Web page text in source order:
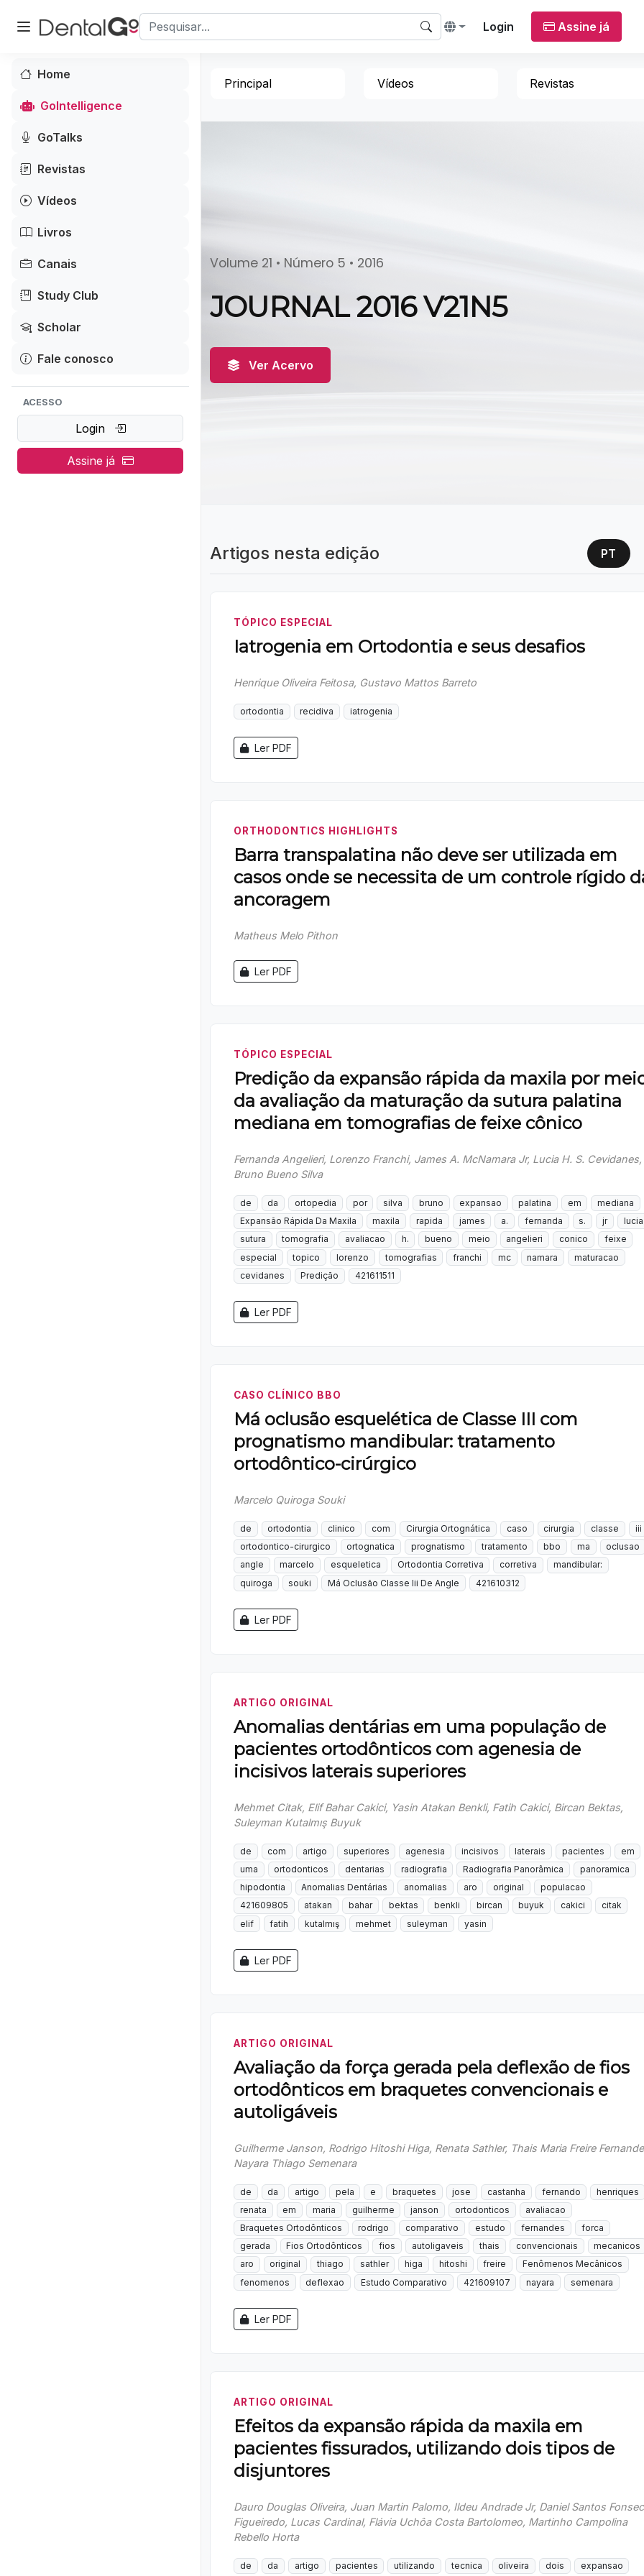
Home
GoIntelligence
GoTalks
Revistas
Vídeos
Livros
Canais
Study Club
Scholar
Fale conosco
ACESSO
Login
Assine já
Login Assine já
Principal Vídeos Revistas
Volume 21 • Número 5 • 2016
JOURNAL 2016 V21N5
Ver Acervo
Artigos nesta edição PT
TÓPICO ESPECIAL
Iatrogenia em Ortodontia e seus desafios
Henrique Oliveira Feitosa, Gustavo Mattos Barreto
ortodontia recidiva iatrogenia
Ler PDF
ORTHODONTICS HIGHLIGHTS
Barra transpalatina não deve ser utilizada em
casos onde se necessita de um controle rígido
ancoragem
Matheus Melo Pithon
Ler PDF
TÓPICO ESPECIAL
Predição da expansão rápida da maxila por
da avaliação da maturação da sutura palatina
mediana em tomografias de feixe cônico
Fernanda Angelieri, Lorenzo Franchi, James A. McNamara Jr, Lucia H. S. Cevidanes,
Bruno Bueno Silva
de da ortopedia por silva bruno expansao palatina em
mediana
Expansão Rápida Da Maxila
maxila rapida james a. fernanda s. jr
lucia
sutura
tomografia avaliacao h. bueno meio angelieri conico
feixe
especial
topico lorenzo tomografias franchi mc namara
maturacao
cevidanes
Predição 421611511
Ler PDF
CASO CLÍNICO BBO
Má oclusão esquelética de Classe III com
prognatismo mandibular: tratamento
ortodôntico-cirúrgico
Marcelo Quiroga Souki
de ortodontia clinico com Cirurgia Ortognática caso cirurgia classe
iii
ortodontico-cirurgico
ortognatica prognatismo tratamento bbo ma
oclusao
angle
marcelo esqueletica Ortodontia Corretiva corretiva
mandibular:
quiroga
souki Má Oclusão Classe Iii De Angle 421610312
Ler PDF
ARTIGO ORIGINAL
Anomalias dentárias em uma população de
pacientes ortodônticos com agenesia de
incisivos laterais superiores
Mehmet Citak, Elif Bahar Cakici, Yasin Atakan Benkli, Fatih Cakici, Bircan Bektas,
Suleyman Kutalmış Buyuk
de com artigo superiores agenesia incisivos laterais pacientes
em
uma
ortodonticos dentarias radiografia Radiografia Panorâmica
panoramica
hipodontia
Anomalias Dentárias anomalias aro original
populacao
421609805
atakan bahar bektas benkli bircan buyuk cakici
citak
elif
fatih kutalmış mehmet suleyman yasin
Ler PDF
ARTIGO ORIGINAL
Avaliação da força gerada pela deflexão de fios
ortodônticos em braquetes convencionais e
autoligáveis
Guilherme Janson, Rodrigo Hitoshi Higa, Renata Sathler, Thais Maria Freire
Nayara Thiago Semenara
de da artigo pela e braquetes jose castanha fernando
henriques
renata
em maria guilherme janson ortodonticos
avaliacao
Braquetes Ortodônticos
rodrigo comparativo estudo fernandes
forca
gerada
Fios Ortodônticos fios autoligaveis thais convencionais
mecanicos
aro
original thiago sathler higa hitoshi freire
Fenômenos Mecânicos
fenomenos
deflexao Estudo Comparativo 421609107 nayara semenara
Ler PDF
ARTIGO ORIGINAL
Efeitos da expansão rápida da maxila em
pacientes fissurados, utilizando dois tipos de
disjuntores
Dauro Douglas Oliveira, Juan Martin Palomo, Ildeu Andrade Jr, Daniel Santos
Figueiredo, Lucas Cardinal, Flávia Uchôa Costa Bartolomeo, Martinho Campolina
Rebello Horta
de da artigo pacientes utilizando tecnica oliveira dois expansao